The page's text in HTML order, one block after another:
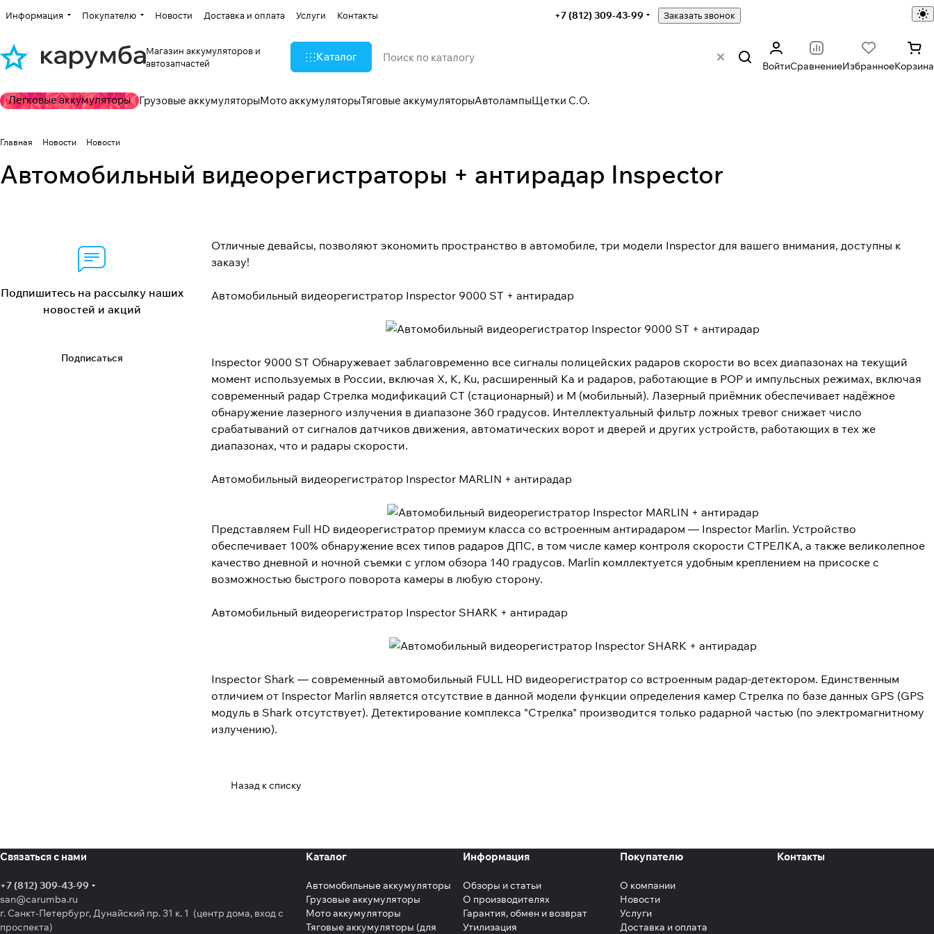
Информация Покупателю Новости Доставка и оплата Услуги Контакты +7 (812) 309-43-99 Заказать звонок
Магазин аккумуляторов и
автозапчастей
Каталог
ВойтиСравнениеИзбранноеКорзина
Легковые аккумуляторы Грузовые аккумуляторыМото аккумуляторыТяговые аккумуляторыАвтолампыЩетки С.О.
Главная Новости Новости
Автомобильный видеорегистраторы + антирадар Inspector
Отличные девайсы, позволяют экономить пространство в автомобиле, три модели Inspector для вашего внимания, доступны к
заказу!
Автомобильный видеорегистратор Inspector 9000 ST + антирадар
Inspector 9000 ST Обнаружевает заблаговременно все сигналы полицейских радаров скорости во всех диапазонах на текущий
момент используемых в России, включая X, K, Ku, расширенный Ka и радаров, работающие в POP и импульсных режимах, включая
современный радар Стрелка модификаций СТ (стационарный) и М (мобильный). Лазерный приёмник обеспечивает надёжное
обнаружение лазерного излучения в диапазоне 360 градусов. Интеллектуальный фильтр ложных тревог снижает число
срабатываний от сигналов датчиков движения, автоматических ворот и дверей и других устройств, работающих в тех же
диапазонах, что и радары скорости.
Автомобильный видеорегистратор Inspector MARLIN + антирадар
Представляем Full HD видеорегистратор премиум класса со встроенным антирадаром — Inspector Marlin. Устройство
обеспечивает 100% обнаружение всех типов радаров ДПС, в том числе камер контроля скорости СТРЕЛКА, а также великолепное
качество дневной и ночной съемки с углом обзора 140 градусов. Marlin комллектуется удобным креплением на присоске с
возможностью быстрого поворота камеры в любую сторону.
Автомобильный видеорегистратор Inspector SHARK + антирадар
Inspector Shark — современный автомобильный FULL HD видеорегистратор со встроенным радар-детектором. Единственным
отличием от Inspector Marlin является отсутствие в данной модели функции определения камер Стрелка по базе данных GPS (GPS
модуль в Shark отсутствует). Детектирование комплекса "Стрелка" производится только радарной частью (по электромагнитному
излучению).
Назад к списку
Подпишитесь на рассылку наших
новостей и акций
Подписаться
Связаться с нами
+7 (812) 309-43-99
san@carumba.ru
г. Санкт-Петербург, Дунайский пр. 31 к. 1 (центр дома, вход с
проспекта)
Каталог
Автомобильные аккумуляторы
Грузовые аккумуляторы
Мото аккумуляторы
Тяговые аккумуляторы (для
Информация
Обзоры и статьи
О производителях
Гарантия, обмен и возврат
Утилизация
Покупателю
О компании
Новости
Услуги
Доставка и оплата
Контакты